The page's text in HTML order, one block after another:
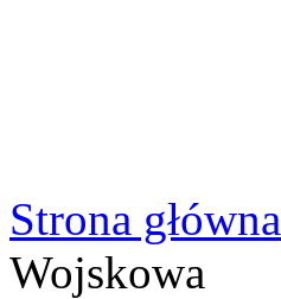
Strona główna
Wojskowa